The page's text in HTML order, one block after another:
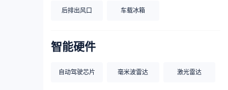
后排出风口 车载冰箱
智能硬件
自动驾驶芯片 毫米波雷达 激光雷达